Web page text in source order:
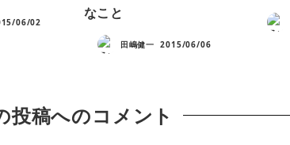
06/02
なこと
田嶋健一 2015/06/06
投稿へのコメント